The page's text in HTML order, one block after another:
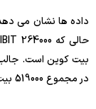
در مجموع 519000 بیت کوین جمع آوری کرده اند.